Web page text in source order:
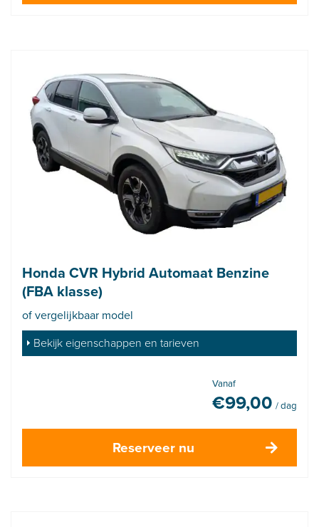
Honda CVR Hybrid Automaat Benzine
(FBA klasse)
of vergelijkbaar model
Bekijk eigenschappen en tarieven
Vanaf
€99,00 / dag
Reserveer nu